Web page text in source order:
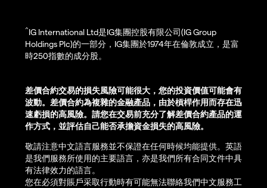
^IG International Ltd是IG集團控股有限公司(IG Group
Holdings Plc)的一部分，IG集團於1974年在倫敦成立，是富
時250指數的成分股。
差價合約交易的損失風險可能很大，您的投資價值可能會有
波動。差價合約為複雜的金融產品，由於槓桿作用而存在迅
速虧損的高風險。請您在交易前充分了解差價合約產品的運
作方式，並評估自己能否承擔資金損失的高風險。
敬請注意中文語言服務並不保證在任何時候均能提供。英語
是我們服務所使用的主要語言，亦是我們所有合同文件中具
有法律效力的語言。
您在必須對賬戶采取行動時有可能無法聯絡我們中文服務工